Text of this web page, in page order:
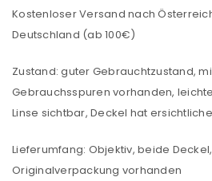
Kostenloser Versand nach
Deutschland (ab 100€)
Zustand: guter Gebrauchtzustand,
Gebrauchsspuren vorhanden,
Linse sichtbar, Deckel hat
Lieferumfang: Objektiv, beide Deckel,
Originalverpackung vorhanden